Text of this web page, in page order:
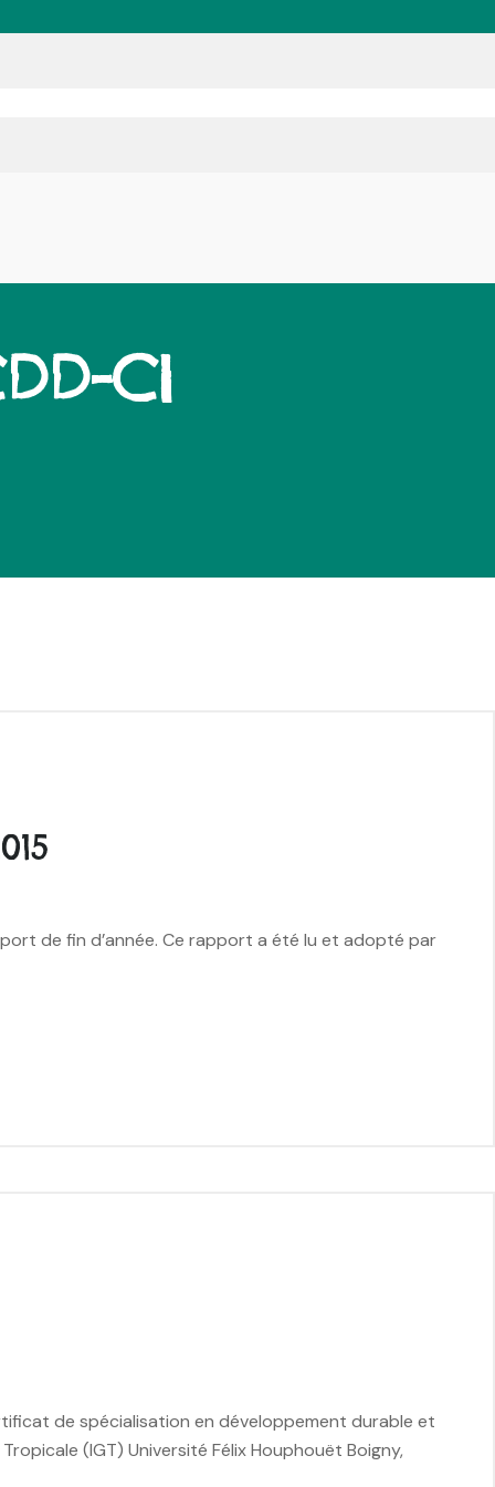
CI
de fin d’année. Ce rapport a été lu et adopté par
de spécialisation en développement durable et
(IGT) Université Félix Houphouët Boigny,